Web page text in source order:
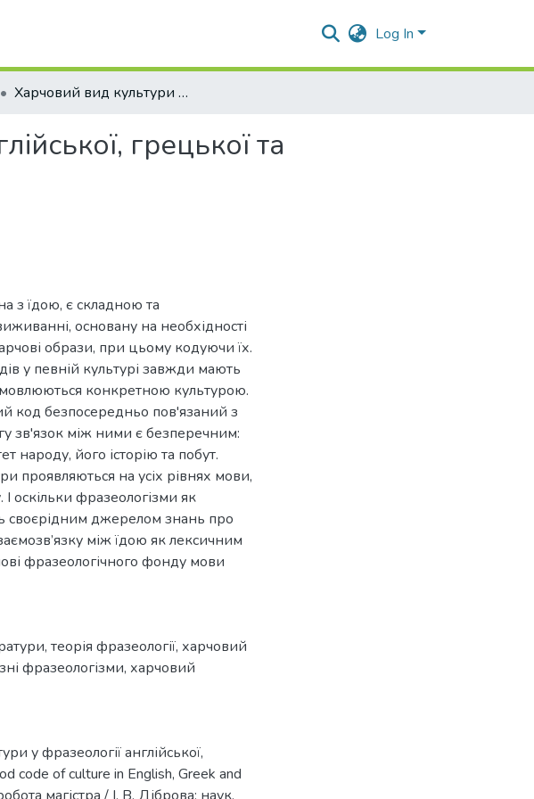
Log In
Харчовий вид культури у фразеології англійської, грецької та української мов
грецької та
з їдою, є складною та
основану на необхідності
образи, при цьому кодуючи їх.
у певній культурі завжди мають
конкретною культурою.
код безпосередньо пов'язаний з
зв'язок між ними є безперечним:
народу, його історію та побут.
проявляються на усіх рівнях мови,
оскільки фразеологізми як
своєрідним джерелом знань про
між їдою як лексичним
фразеологічного фонду мови
, теорія фразеології, харчовий
фразеологізми, харчовий
у фразеології англійської,
code of culture in English, Greek and